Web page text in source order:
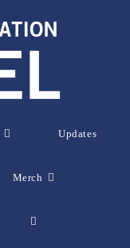
Updates
Merch
Toggle